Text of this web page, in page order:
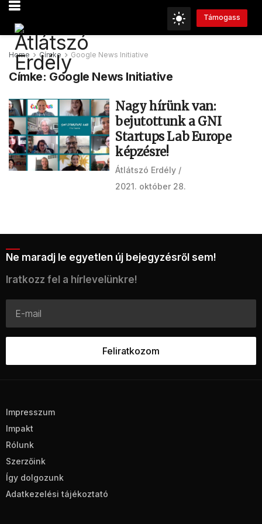
Támogass
Home Címke Google News Initiative
Címke: Google News Initiative
Nagy hírünk van:
bejutottunk a GNI
Startups Lab Europe
képzésre!
Átlátszó Erdély
2021. október 28.
Ne maradj le egyetlen új bejegyzésről sem!
Iratkozz fel a hírlevelünkre!
Impresszum
Impakt
Rólunk
Szerzőink
Így dolgozunk
Adatkezelési tájékoztató